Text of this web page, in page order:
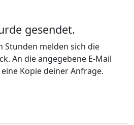
gesendet.
Stunden melden sich die
An die angegebene E-Mail
Kopie deiner Anfrage.